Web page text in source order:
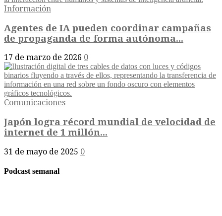
Información
Agentes de IA pueden coordinar campañas
de propaganda de forma autónoma...
17 de marzo de 2026 0
Comunicaciones
Japón logra récord mundial de velocidad de
internet de 1 millón...
31 de mayo de 2025 0
Podcast semanal